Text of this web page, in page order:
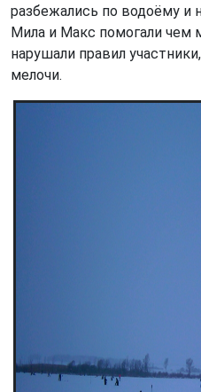
разбежались по водоёму и
Мила и Макс помогали чем
нарушали правил
мелочи.